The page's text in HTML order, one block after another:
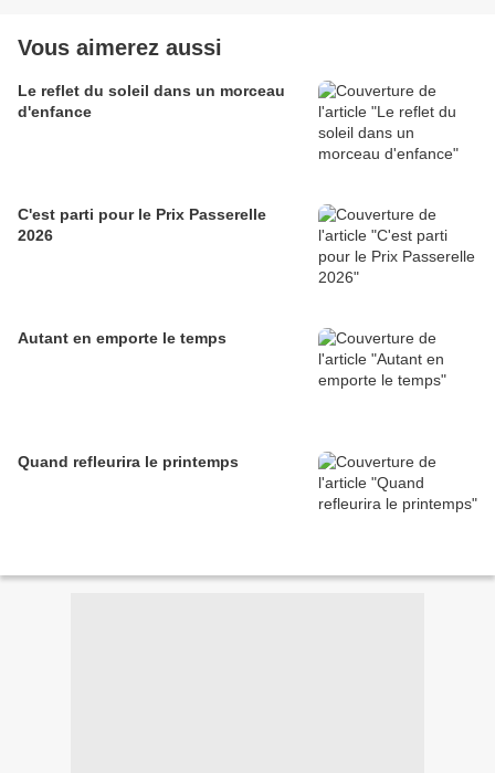
Vous aimerez aussi
Le reflet du soleil dans un morceau
d'enfance
C'est parti pour le Prix Passerelle
2026
Autant en emporte le temps
Quand refleurira le printemps